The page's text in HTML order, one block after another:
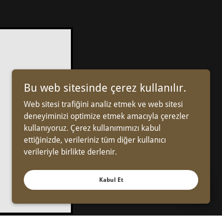
Bu web sitesinde çerez kullanılır.
Web sitesi trafiğini analiz etmek ve web sitesi
deneyiminizi optimize etmek amacıyla çerezler
kullanıyoruz. Çerez kullanımımızı kabul
ettiğinizde, verileriniz tüm diğer kullanıcı
verileriyle birlikte derlenir.
Kabul Et